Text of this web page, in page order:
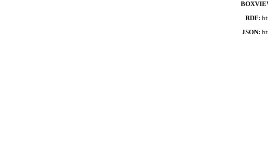
RDF:
JSON: